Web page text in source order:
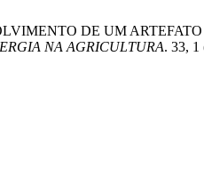
DE UM
NA AGRICULTURA. 33, 1